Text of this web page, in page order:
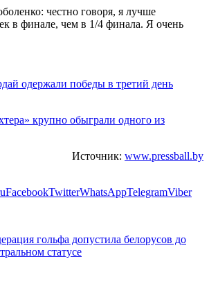
одержали победы в третий день
крупно обыграли одного из
Источник: www.pressball.by
FacebookTwitterWhatsAppTelegramViber
гольфа допустила белорусов до
статусе